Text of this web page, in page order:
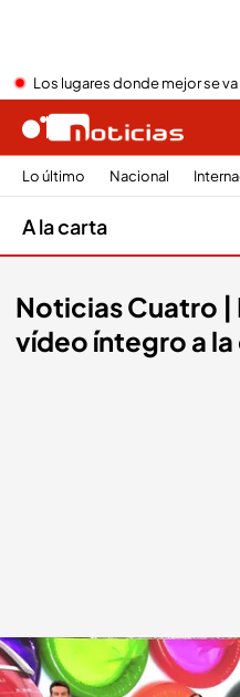
Los lugares donde mejor se
Lo último Nacional
A la carta
Noticias Cuatro |
vídeo íntegro a
Las noticias, de la mano de Diego